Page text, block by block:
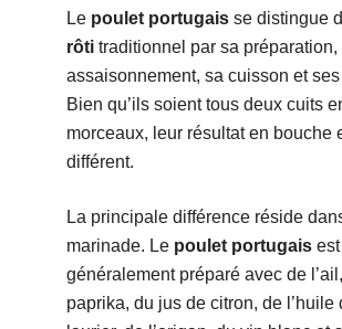
Le poulet portugaisse distingue
rôtitraditionnel par sa préparation,
assaisonnement, sa cuisson et
Bien qu’ils soient tous deux cuits
morceaux, leur résultat en bouche
différent.
La principale différence réside
marinade. Le poulet portugaisest
généralement préparé avec de
paprika, du jus de citron, de l’huile